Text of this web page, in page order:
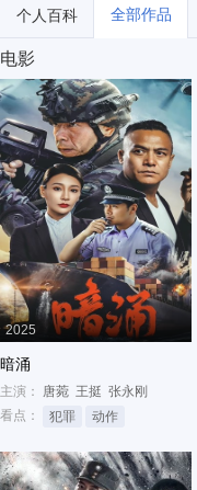
个人百科 全部作品
电影
2025
暗涌
主演： 唐菀 王挺 张永刚
看点：
犯罪 动作